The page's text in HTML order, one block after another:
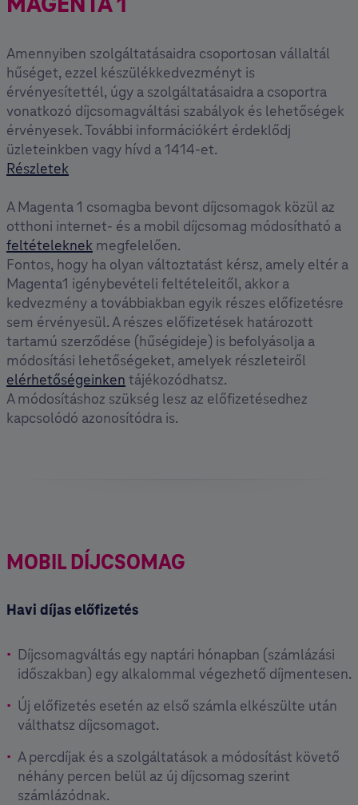
Amennyiben szolgáltatásaidra csoportosan vállaltál
hűséget, ezzel készülékkedvezményt is
érvényesítettél, úgy a szolgáltatásaidra a csoportra
vonatkozó díjcsomagváltási szabályok és lehetőségek
érvényesek. További információkért érdeklődj
üzleteinkben vagy hívd a 1414-et.
Részletek
A Magenta 1 csomagba bevont díjcsomagok közül az
otthoni internet- és a mobil díjcsomag módosítható a
feltételeknek megfelelően.
Fontos, hogy ha olyan változtatást kérsz, amely eltér a
Magenta1 igénybevételi feltételeitől, akkor a
kedvezmény a továbbiakban egyik részes előfizetésre
sem érvényesül. A részes előfizetések határozott
tartamú szerződése (hűségideje) is befolyásolja a
módosítási lehetőségeket, amelyek részleteiről
elérhetőségeinken tájékozódhatsz.
A módosításhoz szükség lesz az előfizetésedhez
kapcsolódó azonosítódra is.
MOBIL DÍJCSOMAG
Havi díjas előfizetés
Díjcsomagváltás egy naptári hónapban (számlázási
időszakban) egy alkalommal végezhető díjmentesen.
Új előfizetés esetén az első számla elkészülte után
válthatsz díjcsomagot.
A percdíjak és a szolgáltatások a módosítást követő
néhány percen belül az új díjcsomag szerint
számlázódnak.